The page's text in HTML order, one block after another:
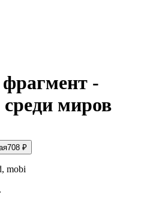
-
среди миров
708 ₽
mobi